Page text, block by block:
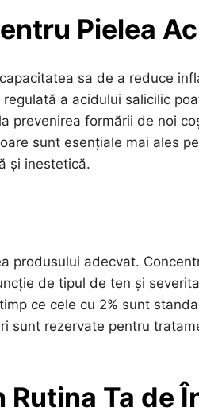
Pielea
sa de a reduce
a acidului salicilic
prevenirea formării de noi
sunt esențiale mai ales
și inestetică.
produsului adecvat.
de tipul de ten și
ce cele cu 2% sunt
sunt rezervate pentru
Ta de